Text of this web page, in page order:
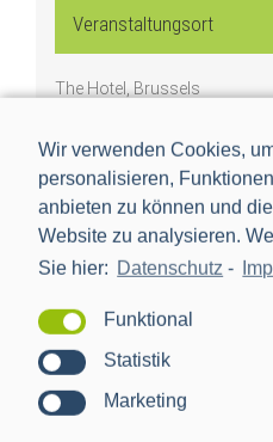
Wir verwenden Cookies,
personalisieren,
anbieten zu können und
Website zu analysieren.
Sie hier: Datenschutz -
Funktional
Statistik
Marketing
Veranstaltungsort
The Hotel, Brussels
Boulevard de Waterloo 38
BRUSSELS
1000 Belgium
Google Karte anzeigen
Website:
https://www.thehotel-
Bitte hier
Bitte hier